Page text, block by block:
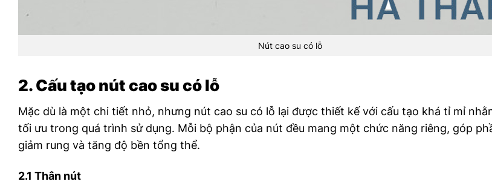
Nút cao su có lỗ
2. Cấu tạo nút cao su có lỗ
Mặc dù là một chi tiết nhỏ, nhưng nút cao su có lỗ lại được thiết kế với cấu tạo khá tỉ mỉ
tối ưu trong quá trình sử dụng. Mỗi bộ phận của nút đều mang một chức năng riêng, góp
giảm rung và tăng độ bền tổng thể.
2.1 Thân nút